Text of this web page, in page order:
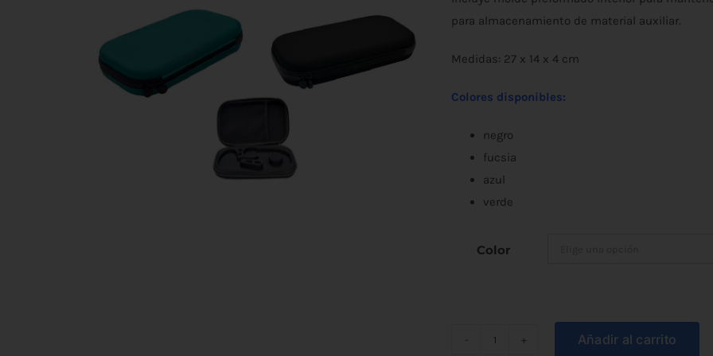
para almacenamiento de material auxiliar.
Medidas: 27 x 14 x 4 cm
Colores disponibles:
negro
fucsia
azul
verde
Color
Añadir al carrito